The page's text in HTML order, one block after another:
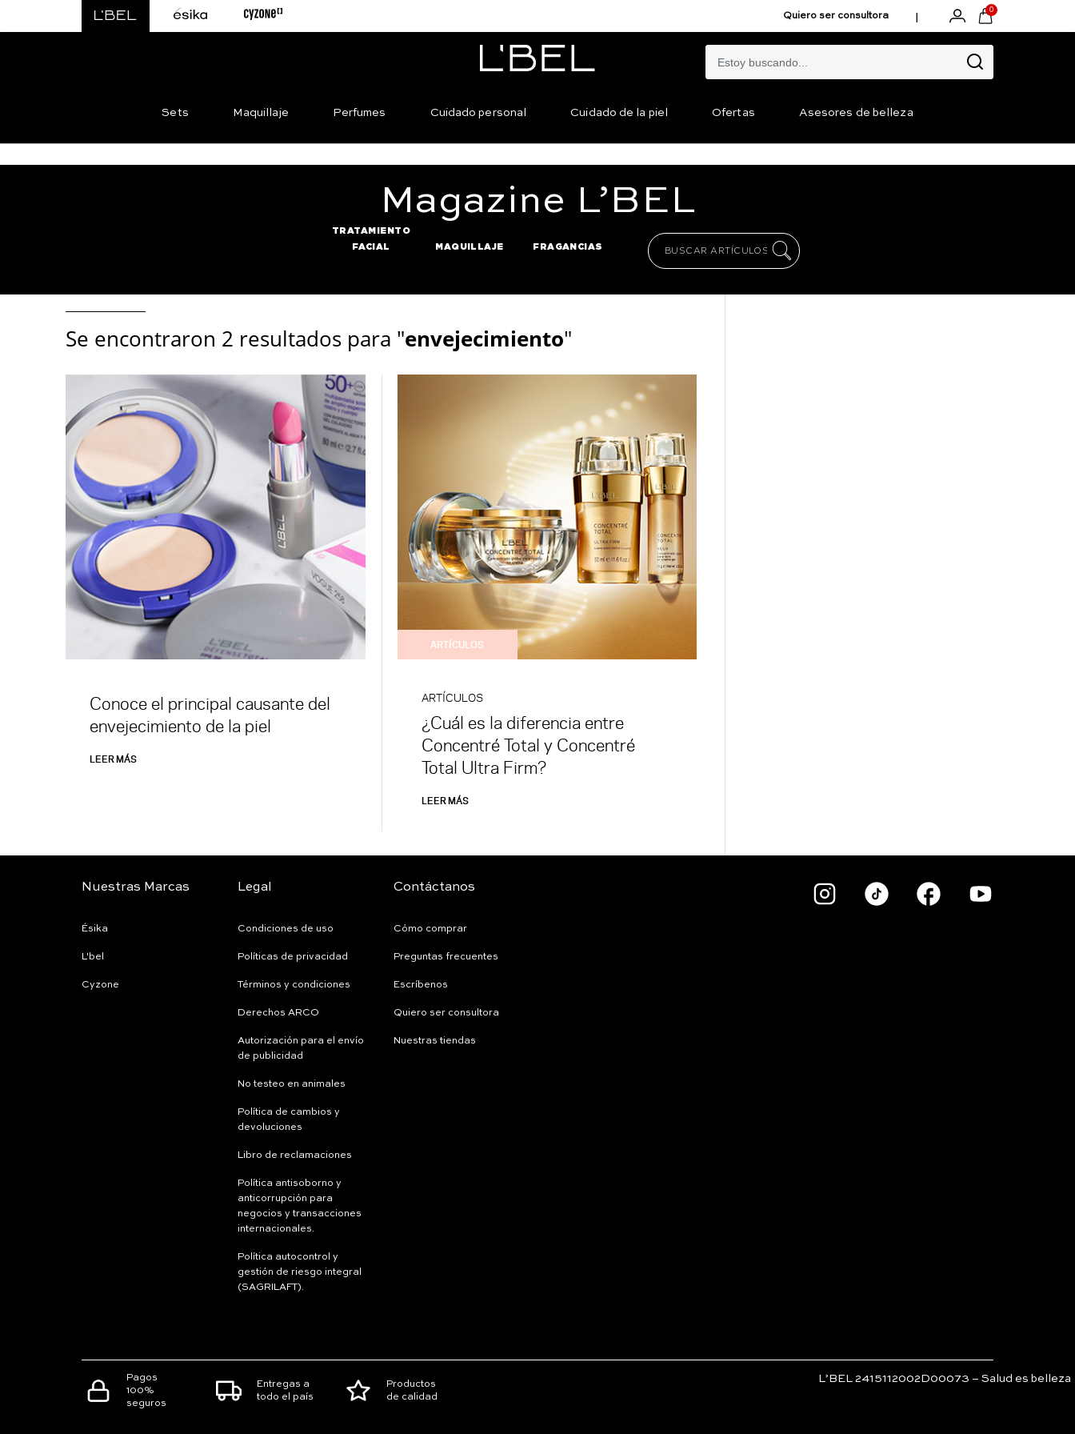
Quiero ser consultora | 0
Sets Maquillaje Perfumes Cuidado personal Cuidado de la piel Ofertas Asesores de belleza
Magazine L’BEL
TRATAMIENTO
FACIAL
MAQUILLAJE FRAGANCIAS
Se encontraron 2 resultados para "envejecimiento"
Conoce el principal causante del
envejecimiento de la piel
LEER MÁS
ARTÍCULOS
ARTÍCULOS
¿Cuál es la diferencia entre
Concentré Total y Concentré
Total Ultra Firm?
LEER MÁS
Nuestras Marcas
Ésika
L'bel
Cyzone
Legal
Condiciones de uso
Políticas de privacidad
Términos y condiciones
Derechos ARCO
Autorización para el envío
de publicidad
No testeo en animales
Política de cambios y
devoluciones
Libro de reclamaciones
Política antisoborno y
anticorrupción para
negocios y transacciones
internacionales.
Política autocontrol y
gestión de riesgo integral
(SAGRILAFT).
Contáctanos
Cómo comprar
Preguntas frecuentes
Escríbenos
Quiero ser consultora
Nuestras tiendas
Pagos
100%
seguros
Entregas a
todo el país
Productos
de calidad
L’BEL 2415112002D00073 – Salud es belleza